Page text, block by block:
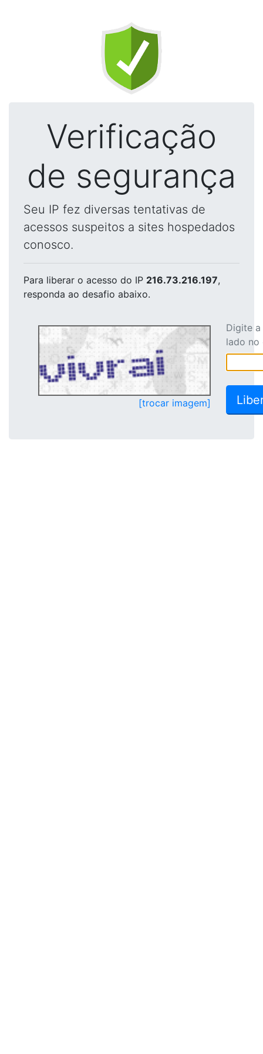
Verificação
de segurança
Seu IP fez diversas tentativas de
acessos suspeitos a sites hospedados
conosco.
Para liberar o acesso do IP 216.73.216.197,
responda ao desafio abaixo.
[trocar imagem]
Digite
lado no